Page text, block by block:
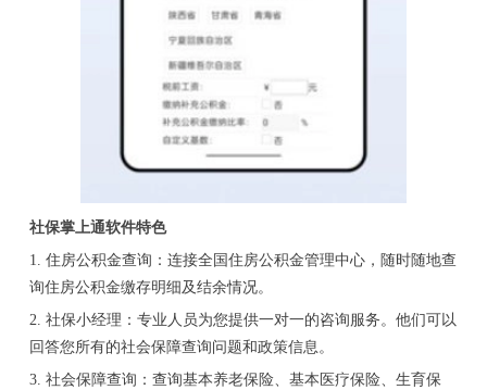
社保掌上通软件特色
1. 住房公积金查询：连接全国住房公积金管理中心，随时随地查
询住房公积金缴存明细及结余情况。
2. 社保小经理：专业人员为您提供一对一的咨询服务。他们可以
回答您所有的社会保障查询问题和政策信息。
3. 社会保障查询：查询基本养老保险、基本医疗保险、生育保